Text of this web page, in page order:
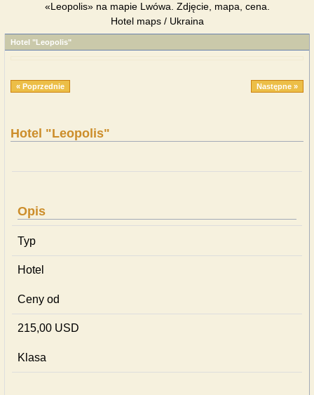
«Leopolis» na mapie Lwówa. Zdjęcie, mapa, cena.
Hotel maps / Ukraina
Hotel "Leopolis"
« Poprzednie Następne »
Hotel "Leopolis"
Opis
Typ
Hotel
Ceny od
215,00 USD
Klasa